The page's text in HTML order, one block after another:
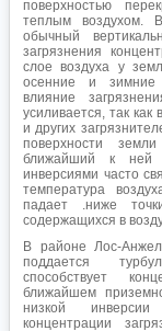
поверхностью
теплым воздухом.
обычный
загрязнения
слое воздуха у
осенние и
влияние
усиливается, так
и других
поверхности
ближайший к ней
инверсиями часто
температура
падает .ниже
содержащихся в
В районе Лос-
поддается
способствует
ближайшем
низкой
концентрации